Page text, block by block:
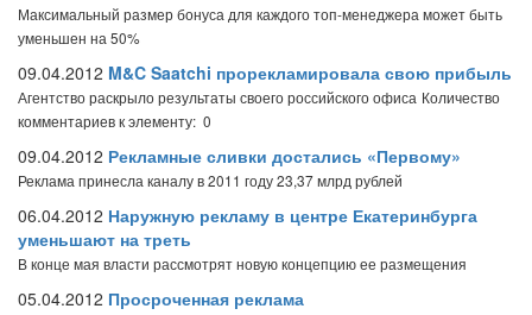
Максимальный размер бонуса для каждого топ-менеджера может быть
уменьшен на 50%
09.04.2012 M&C Saatchi прорекламировала свою прибыль
Агентство раскрыло результаты своего российского офиса Количество
комментариев к элементу: 0
09.04.2012 Рекламные сливки достались «Первому»
Реклама принесла каналу в 2011 году 23,37 млрд рублей
06.04.2012 Наружную рекламу в центре Екатеринбурга
уменьшают на треть
В конце мая власти рассмотрят новую концепцию ее размещения
05.04.2012 Просроченная реклама